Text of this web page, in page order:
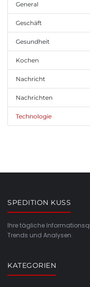
General
Geschäft
Gesundheit
Kochen
Nachricht
Nachrichten
Technologie
SPEDITION KUSS
Ihre tägliche
Trends und Analysen.
KATEGORIEN